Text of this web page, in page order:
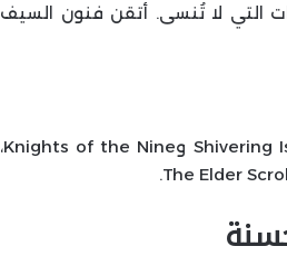
التي لا تُنسى. أتقن فنون السيف
استمتع بكل ما تقدمه لعبة Oblivion مع توسعات القصة السابقة: Shivering Isles وKnights of the Nine،